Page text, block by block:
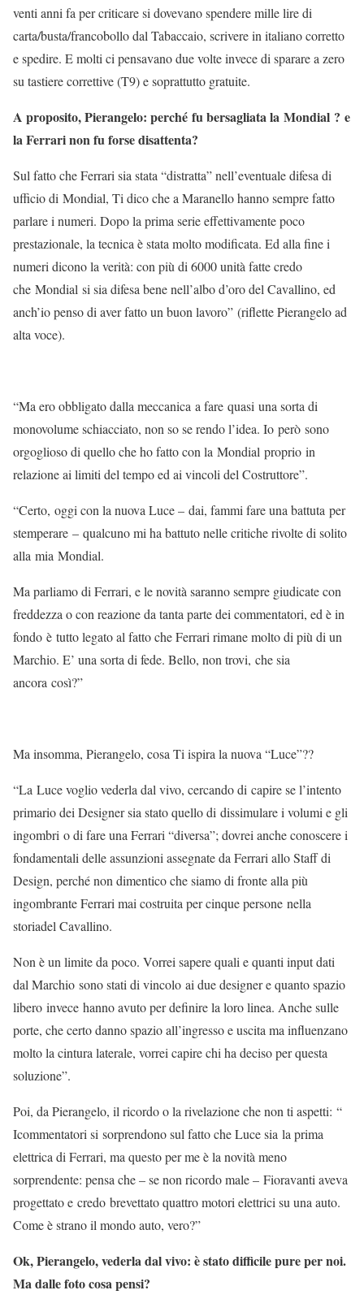
venti anni fa per criticare si dovevano spendere mille lire di
carta/busta/francobollo dal Tabaccaio, scrivere in italiano corretto
e spedire. E molti ci pensavano due volte invece di sparare a zero
su tastiere correttive (T9) e soprattutto gratuite.
A proposito, Pierangelo: perché fu bersagliata la Mondial ? e
la Ferrari non fu forse disattenta?
Sul fatto che Ferrari sia stata “distratta” nell’eventuale difesa di
ufficio di Mondial, Ti dico che a Maranello hanno sempre fatto
parlare i numeri. Dopo la prima serie effettivamente poco
prestazionale, la tecnica è stata molto modificata. Ed alla fine i
numeri dicono la verità: con più di 6000 unità fatte credo
che Mondial si sia difesa bene nell’albo d’oro del Cavallino, ed
anch’io penso di aver fatto un buon lavoro” (riflette Pierangelo ad
alta voce).
“Ma ero obbligato dalla meccanica a fare quasi una sorta di
monovolume schiacciato, non so se rendo l’idea. Io però sono
orgoglioso di quello che ho fatto con la Mondial proprio in
relazione ai limiti del tempo ed ai vincoli del Costruttore”.
“Certo, oggi con la nuova Luce – dai, fammi fare una battuta per
stemperare – qualcuno mi ha battuto nelle critiche rivolte di solito
alla mia Mondial.
Ma parliamo di Ferrari, e le novità saranno sempre giudicate con
freddezza o con reazione da tanta parte dei commentatori, ed è in
fondo è tutto legato al fatto che Ferrari rimane molto di più di un
Marchio. E’ una sorta di fede. Bello, non trovi, che sia
ancora così?”
Ma insomma, Pierangelo, cosa Ti ispira la nuova “Luce”??
“La Luce voglio vederla dal vivo, cercando di capire se l’intento
primario dei Designer sia stato quello di dissimulare i volumi e gli
ingombri o di fare una Ferrari “diversa”; dovrei anche conoscere i
fondamentali delle assunzioni assegnate da Ferrari allo Staff di
Design, perché non dimentico che siamo di fronte alla più
ingombrante Ferrari mai costruita per cinque persone nella
storiadel Cavallino.
Non è un limite da poco. Vorrei sapere quali e quanti input dati
dal Marchio sono stati di vincolo ai due designer e quanto spazio
libero invece hanno avuto per definire la loro linea. Anche sulle
porte, che certo danno spazio all’ingresso e uscita ma influenzano
molto la cintura laterale, vorrei capire chi ha deciso per questa
soluzione”.
Poi, da Pierangelo, il ricordo o la rivelazione che non ti aspetti: “
Icommentatori si sorprendono sul fatto che Luce sia la prima
elettrica di Ferrari, ma questo per me è la novità meno
sorprendente: pensa che – se non ricordo male – Fioravanti aveva
progettato e credo brevettato quattro motori elettrici su una auto.
Come è strano il mondo auto, vero?”
Ok, Pierangelo, vederla dal vivo: è stato difficile pure per noi.
Ma dalle foto cosa pensi?